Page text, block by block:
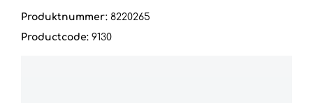
Produktnummer: 8220265
Productcode: 9130